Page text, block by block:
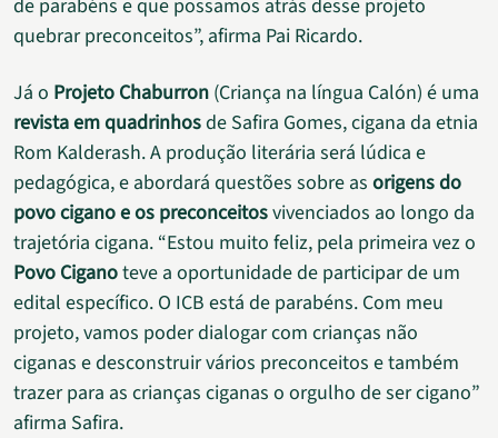
de parabéns e que possamos atrás desse projeto
quebrar preconceitos”, afirma Pai Ricardo.
Já o Projeto Chaburron (Criança na língua Calón) é uma
revista em quadrinhosde Safira Gomes, cigana da etnia
Rom Kalderash. A produção literária será lúdica e
pedagógica, e abordará questões sobre as origens do
povo cigano e os preconceitosvivenciados ao longo da
trajetória cigana. “Estou muito feliz, pela primeira vez o
Povo Ciganoteve a oportunidade de participar de um
edital específico. O ICB está de parabéns. Com meu
projeto, vamos poder dialogar com crianças não
ciganas e desconstruir vários preconceitos e também
trazer para as crianças ciganas o orgulho de ser cigano”
afirma Safira.